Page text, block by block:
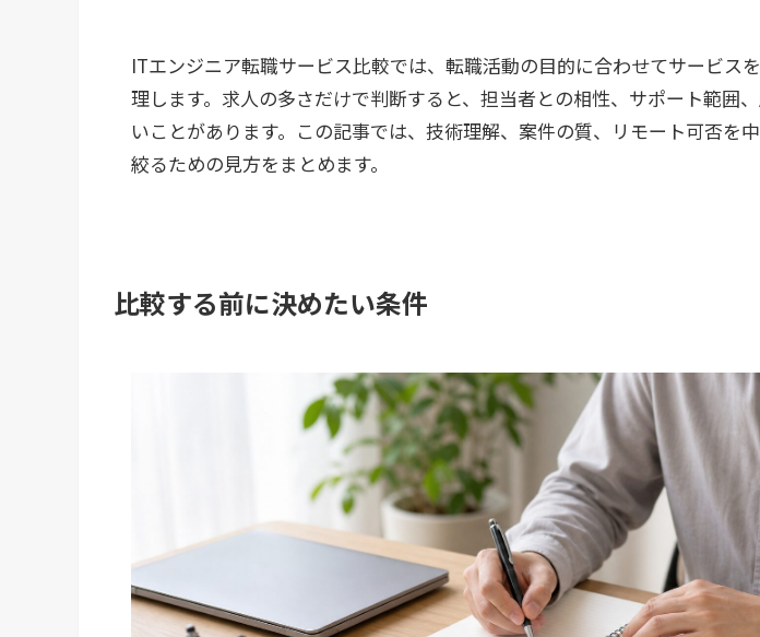
ITエンジニア転職サービス比較では、転職活動の目的に合わせてサービス
理します。求人の多さだけで判断すると、担当者との相性、サポート範囲
いことがあります。この記事では、技術理解、案件の質、リモート可否を
絞るための見方をまとめます。
比較する前に決めたい条件